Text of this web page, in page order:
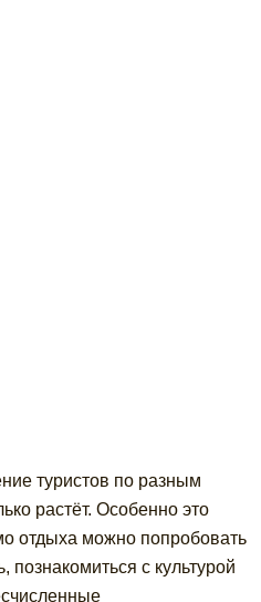
туристов по разным
растёт. Особенно это
отдыха можно попробовать
с культурой